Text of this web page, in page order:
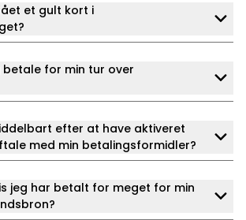
et gult kort i
betale for min tur over
efter at have aktiveret
med min betalingsformidler?
jeg har betalt for meget for min